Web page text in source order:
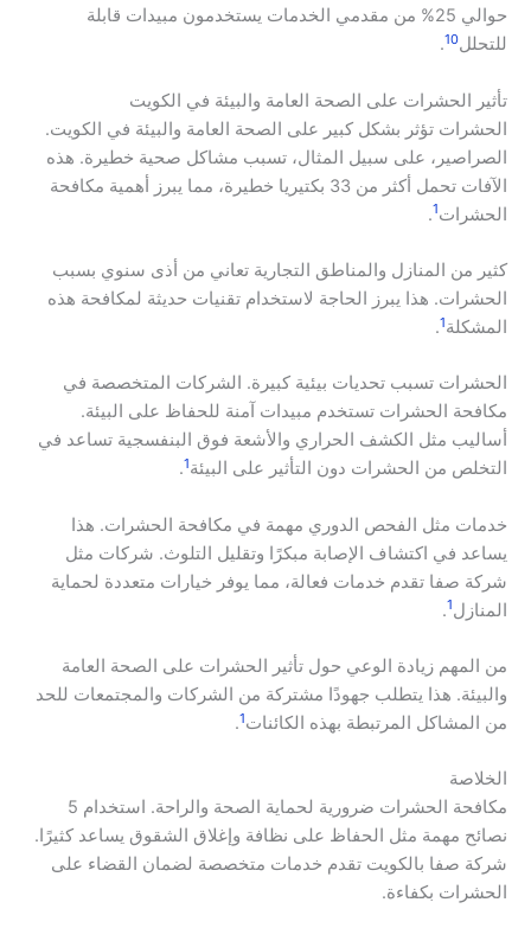
حوالي 25% من مقدمي الخدمات يستخدمون مبيدات قابلة
للتحلل10
.
تأثير الحشرات على الصحة العامة والبيئة في الكويت
الحشرات تؤثر بشكل كبير على الصحة العامة والبيئة في الكويت.
الصراصير، على سبيل المثال، تسبب مشاكل صحية خطيرة. هذه
الآفات تحمل أكثر من 33 بكتيريا خطيرة، مما يبرز أهمية مكافحة
الحشرات1
.
كثير من المنازل والمناطق التجارية تعاني من أذى سنوي بسبب
الحشرات. هذا يبرز الحاجة لاستخدام تقنيات حديثة لمكافحة هذه
المشكلة1
.
الحشرات تسبب تحديات بيئية كبيرة. الشركات المتخصصة في
مكافحة الحشرات تستخدم مبيدات آمنة للحفاظ على البيئة.
أساليب مثل الكشف الحراري والأشعة فوق البنفسجية تساعد في
التخلص من الحشرات دون التأثير على البيئة1
.
خدمات مثل الفحص الدوري مهمة في مكافحة الحشرات. هذا
يساعد في اكتشاف الإصابة مبكرًا وتقليل التلوث. شركات مثل
شركة صفا تقدم خدمات فعالة، مما يوفر خيارات متعددة لحماية
المنازل1
.
من المهم زيادة الوعي حول تأثير الحشرات على الصحة العامة
والبيئة. هذا يتطلب جهودًا مشتركة من الشركات والمجتمعات للحد
من المشاكل المرتبطة بهذه الكائنات1
.
الخلاصة
مكافحة الحشرات ضرورية لحماية الصحة والراحة. استخدام 5
نصائح مهمة مثل الحفاظ على نظافة وإغلاق الشقوق يساعد كثيرًا.
شركة صفا بالكويت تقدم خدمات متخصصة لضمان القضاء على
الحشرات بكفاءة.